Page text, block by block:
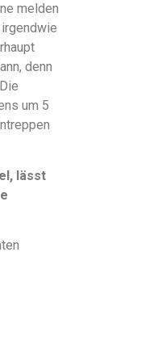
melden
denn
um 5
lässt